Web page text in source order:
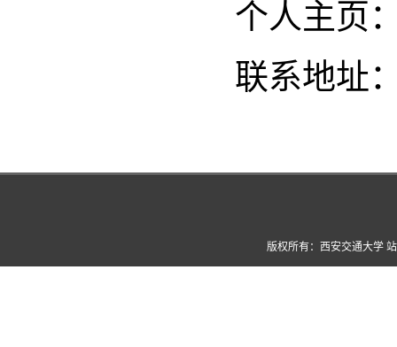
个人主页
联系地址
版权所有：西安交通大学